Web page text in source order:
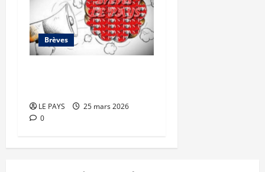
Brèves
LE PAYS
25 mars 2026
0